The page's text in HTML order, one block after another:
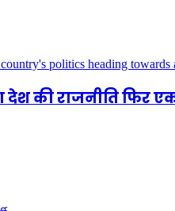
देश की राजनीति फिर